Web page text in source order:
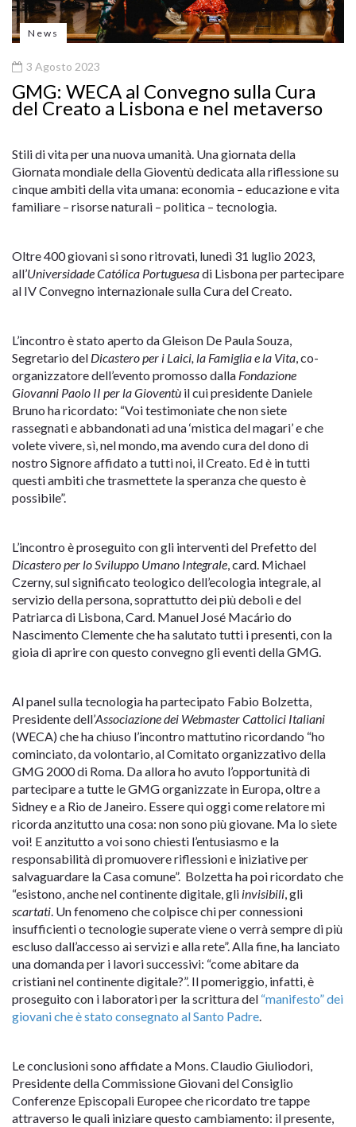
News
3 Agosto 2023
GMG: WECA al Convegno sulla Cura
del Creato a Lisbona e nel metaverso
Stili di vita per una nuova umanità. Una giornata della
Giornata mondiale della Gioventù dedicata alla riflessione su
cinque ambiti della vita umana: economia – educazione e vita
familiare – risorse naturali – politica – tecnologia.
Oltre 400 giovani si sono ritrovati, lunedì 31 luglio 2023,
all’Universidade Católica Portuguesadi Lisbona per partecipare
al IV Convegno internazionale sulla Cura del Creato.
L’incontro è stato aperto da Gleison De Paula Souza,
Segretario del Dicastero per i Laici, la Famiglia e la Vita, co-
organizzatore dell’evento promosso dalla Fondazione
Giovanni Paolo II per la Gioventù il cui presidente Daniele
Bruno ha ricordato: “Voi testimoniate che non siete
rassegnati e abbandonati ad una ‘mistica del magari’ e che
volete vivere, sì, nel mondo, ma avendo cura del dono di
nostro Signore affidato a tutti noi, il Creato. Ed è in tutti
questi ambiti che trasmettete la speranza che questo è
possibile”.
L’incontro è proseguito con gli interventi del Prefetto del
Dicastero per lo Sviluppo Umano Integrale, card. Michael
Czerny, sul significato teologico dell’ecologia integrale, al
servizio della persona, soprattutto dei più deboli e del
Patriarca di Lisbona, Card. Manuel José Macário do
Nascimento Clemente che ha salutato tutti i presenti, con la
gioia di aprire con questo convegno gli eventi della GMG.
Al panel sulla tecnologia ha partecipato Fabio Bolzetta,
Presidente dell’Associazione dei Webmaster Cattolici Italiani
(WECA) che ha chiuso l’incontro mattutino ricordando “ho
cominciato, da volontario, al Comitato organizzativo della
GMG 2000 di Roma. Da allora ho avuto l’opportunità di
partecipare a tutte le GMG organizzate in Europa, oltre a
Sidney e a Rio de Janeiro. Essere qui oggi come relatore mi
ricorda anzitutto una cosa: non sono più giovane. Ma lo siete
voi! E anzitutto a voi sono chiesti l’entusiasmo e la
responsabilità di promuovere riflessioni e iniziative per
salvaguardare la Casa comune”. Bolzetta ha poi ricordato che
“esistono, anche nel continente digitale, gli invisibili, gli
scartati. Un fenomeno che colpisce chi per connessioni
insufficienti o tecnologie superate viene o verrà sempre di più
escluso dall’accesso ai servizi e alla rete”. Alla fine, ha lanciato
una domanda per i lavori successivi: “come abitare da
cristiani nel continente digitale?”. Il pomeriggio, infatti, è
proseguito con i laboratori per la scrittura del “manifesto” dei
giovani che è stato consegnato al Santo Padre.
Le conclusioni sono affidate a Mons. Claudio Giuliodori,
Presidente della Commissione Giovani del Consiglio
Conferenze Episcopali Europee che ricordato tre tappe
attraverso le quali iniziare questo cambiamento: il presente,